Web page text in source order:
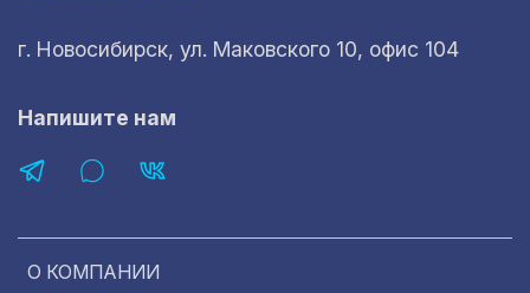
О КОМПАНИИ
г. Новосибирск, ул. Маковского 10, офис 104
Напишите нам